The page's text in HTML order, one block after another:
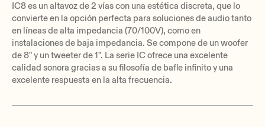
IC8 es un altavoz de 2 vías con una estética discreta, que lo
convierte en la opción perfecta para soluciones de audio tanto
en líneas de alta impedancia (70/100V), como en
instalaciones de baja impedancia. Se compone de un woofer
de 8" y un tweeter de 1". La serie IC ofrece una excelente
calidad sonora gracias a su filosofía de bafle infinito y una
excelente respuesta en la alta frecuencia.